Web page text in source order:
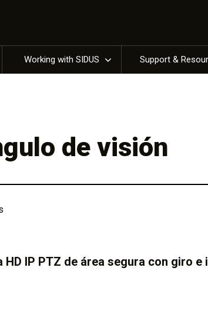
Working with SIDUS Support &
de visión
HD IP PTZ de área segura con giro e